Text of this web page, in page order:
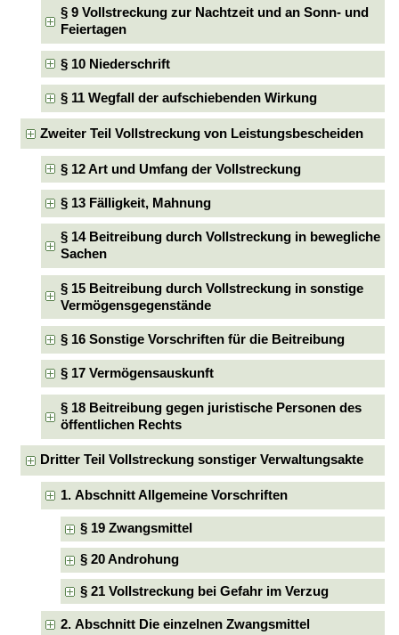
§ 9 Vollstreckung zur Nachtzeit und an Sonn- und
Feiertagen
§ 10 Niederschrift
§ 11 Wegfall der aufschiebenden Wirkung
Zweiter Teil Vollstreckung von Leistungsbescheiden
§ 12 Art und Umfang der Vollstreckung
§ 13 Fälligkeit, Mahnung
§ 14 Beitreibung durch Vollstreckung in bewegliche
Sachen
§ 15 Beitreibung durch Vollstreckung in sonstige
Vermögensgegenstände
§ 16 Sonstige Vorschriften für die Beitreibung
§ 17 Vermögensauskunft
§ 18 Beitreibung gegen juristische Personen des
öffentlichen Rechts
Dritter Teil Vollstreckung sonstiger Verwaltungsakte
1. Abschnitt Allgemeine Vorschriften
§ 19 Zwangsmittel
§ 20 Androhung
§ 21 Vollstreckung bei Gefahr im Verzug
2. Abschnitt Die einzelnen Zwangsmittel